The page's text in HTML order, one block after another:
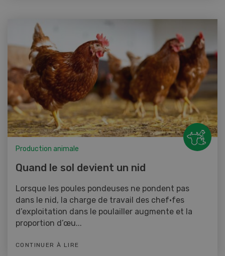
Production animale
Quand le sol devient un nid
Lorsque les poules pondeuses ne pondent pas
dans le nid, la charge de travail des chef·fes
d’exploitation dans le poulailler augmente et la
proportion d’œu...
CONTINUER À LIRE